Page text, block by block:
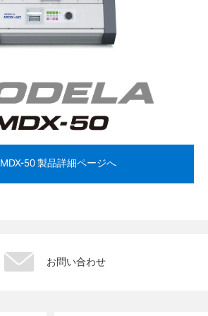
MDX-50 製品詳細ページへ
お問い合わせ